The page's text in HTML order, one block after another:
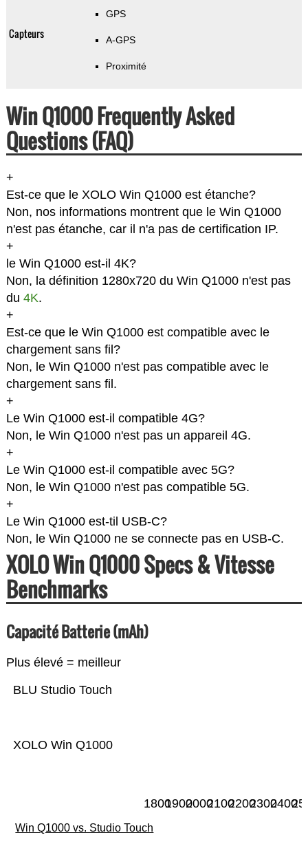
Capteurs
GPS
A-GPS
Proximité
Win Q1000 Frequently Asked
Questions (FAQ)
+
Est-ce que le XOLO Win Q1000 est étanche?
Non, nos informations montrent que le Win Q1000
n'est pas étanche, car il n'a pas de certification IP.
+
le Win Q1000 est-il 4K?
Non, la définition 1280x720 du Win Q1000 n'est pas
du 4K.
+
Est-ce que le Win Q1000 est compatible avec le
chargement sans fil?
Non, le Win Q1000 n'est pas compatible avec le
chargement sans fil.
+
Le Win Q1000 est-il compatible 4G?
Non, le Win Q1000 n'est pas un appareil 4G.
+
Le Win Q1000 est-il compatible avec 5G?
Non, le Win Q1000 n'est pas compatible 5G.
+
Le Win Q1000 est-til USB-C?
Non, le Win Q1000 ne se connecte pas en USB-C.
XOLO Win Q1000 Specs & Vitesse
Benchmarks
Capacité Batterie (mAh)
Plus élevé = meilleur
XOLO Win Q1000
BLU Studio Touch
1800190020002100220023002400
Win Q1000 vs. Studio Touch